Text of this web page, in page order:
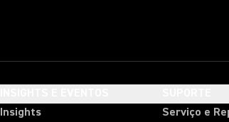
Insights
Serviço e